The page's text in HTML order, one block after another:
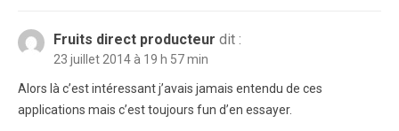
Fruits direct producteur dit :
23 juillet 2014 à 19 h 57 min
Alors là c’est intéressant j’avais jamais entendu de ces
applications mais c’est toujours fun d’en essayer.